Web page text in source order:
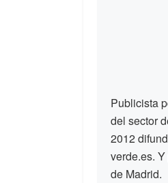
Publicista
del sector
2012
verde.es.
de Madrid.